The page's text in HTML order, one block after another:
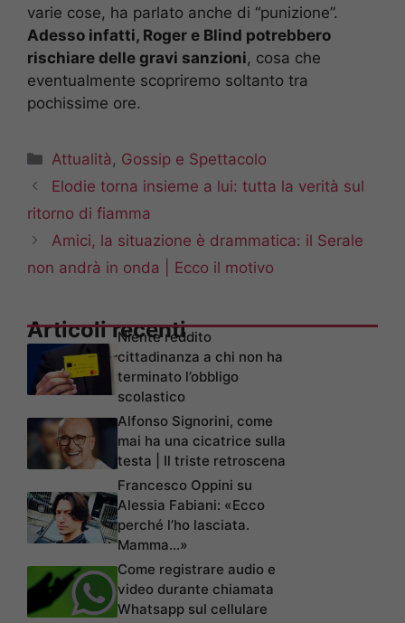
varie cose, ha parlato anche di “punizione”.
Adesso infatti, Roger e Blind potrebbero
rischiare delle gravi sanzioni, cosa che
eventualmente scopriremo soltanto tra
pochissime ore.
Categorie
Attualità , Gossip e Spettacolo
Elodie torna insieme a lui: tutta la verità sul
ritorno di fiamma
Amici, la situazione è drammatica: il Serale
non andrà in onda | Ecco il motivo
Articoli recenti
Niente reddito
cittadinanza a chi non ha
terminato l’obbligo
scolastico
Alfonso Signorini, come
mai ha una cicatrice sulla
testa | Il triste retroscena
Francesco Oppini su
Alessia Fabiani: «Ecco
perché l’ho lasciata.
Mamma…»
Come registrare audio e
video durante chiamata
Whatsapp sul cellulare